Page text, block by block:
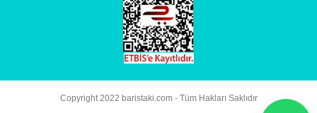
Copyright 2022 baristaki.com - Tüm Hakları Saklıdır